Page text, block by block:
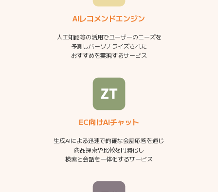
AIレコメンドエンジン
人工知能等の活用でユーザーのニーズを
予測しパーソナライズされた
おすすめを実現するサービス
EC向けAIチャット
生成AIによる迅速で的確な会話応答を通じ
商品探索や比較を円滑化し
検索と会話を一体化するサービス